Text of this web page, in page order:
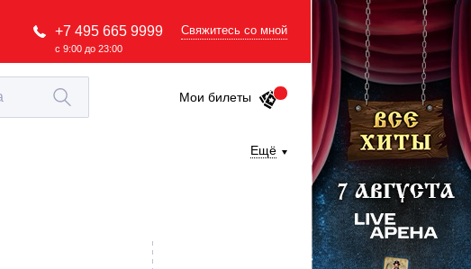
+7 495 665 9999
с 9:00 до 23:00
Свяжитесь со мной
Мои билеты
Ещё